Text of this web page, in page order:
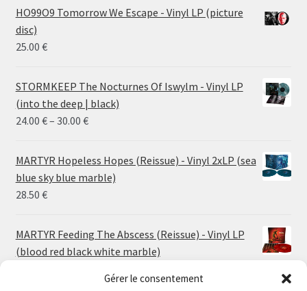
Gérer le consentement
HO99O9 Tomorrow We Escape - Vinyl LP (picture
disc)
25.00 €
STORMKEEP The Nocturnes Of Iswylm - Vinyl LP
(into the deep | black)
24.00 €– 30.00 €Price
24.00 €
through
MARTYR Hopeless Hopes (Reissue) - Vinyl 2xLP (sea
blue sky blue marble)
28.50 €
MARTYR Feeding The Abscess (Reissue) - Vinyl LP
(blood red black white marble)